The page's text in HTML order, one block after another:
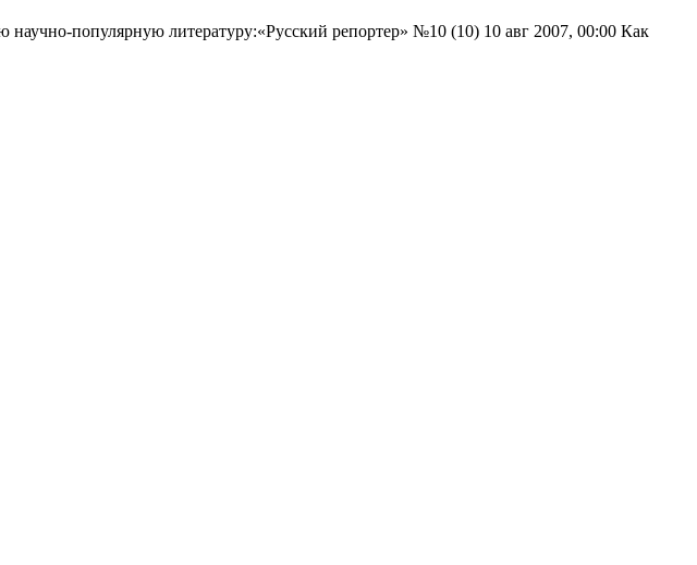
популярную литературу:«Русский репортер» №10 (10) 10 авг 2007, 00:00 Как